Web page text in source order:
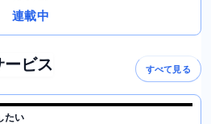
連載中
ービス すべて見る
たい